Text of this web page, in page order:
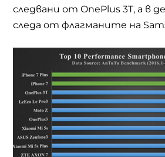
следвани отOnePlus 3T,а в
следа от флагманите на